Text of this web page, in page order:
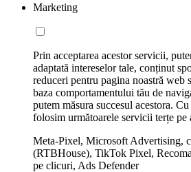
Marketing
Prin acceptarea acestor servicii,
adaptată intereselor tale, conținut
reduceri pentru pagina noastră web
baza comportamentului tău de
putem măsura succesul acestora.
folosim următoarele servicii terțe pe
Meta-Pixel, Microsoft Advertising,
(RTBHouse), TikTok Pixel,
pe clicuri, Ads Defender